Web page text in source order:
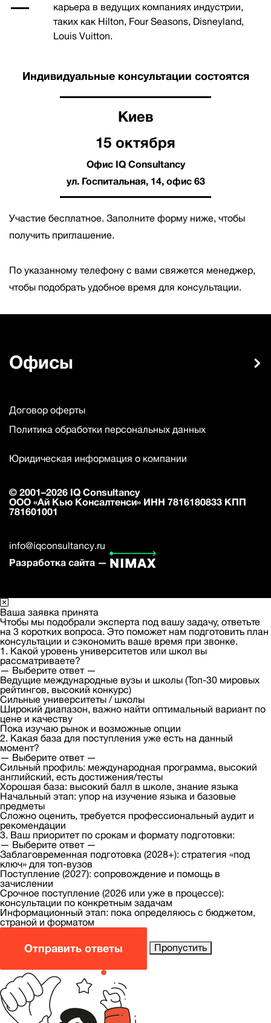
карьера в ведущих компаниях индустрии,
таких как Hilton, Four Seasons, Disneyland,
Louis Vuitton.
Индивидуальные консультации состоятся
Киев
15 октября
Офис IQ Consultancy
ул. Госпитальная, 14, офис 63
Участие бесплатное. Заполните форму ниже, чтобы
получить приглашение.
По указанному телефону с вами свяжется менеджер,
чтобы подобрать удобное время для консультации.
Офисы
Договор оферты
Политика обработки персональных данных
Юридическая информация о компании
© 2001–2026 IQ Consultancy
ООО «Ай Кью Консалтенси» ИНН 7816180833 КПП
781601001
info@iqconsultancy.ru
Разработка сайта —
Ваша заявка принята
Чтобы мы подобрали эксперта под вашу задачу, ответьте
на 3 коротких вопроса. Это поможет нам подготовить план
консультации и сэкономить ваше время при звонке.
1. Какой уровень университетов или школ вы
рассматриваете?
— Выберите ответ —
Ведущие международные вузы и школы (Топ-30 мировых
рейтингов, высокий конкурс)
Сильные университеты / школы
Широкий диапазон, важно найти оптимальный вариант по
цене и качеству
Пока изучаю рынок и возможные опции
2. Какая база для поступления уже есть на данный
момент?
— Выберите ответ —
Сильный профиль: международная программа, высокий
английский, есть достижения/тесты
Хорошая база: высокий балл в школе, знание языка
Начальный этап: упор на изучение языка и базовые
предметы
Сложно оценить, требуется профессиональный аудит и
рекомендации
3. Ваш приоритет по срокам и формату подготовки:
— Выберите ответ —
Заблаговременная подготовка (2028+): стратегия «под
ключ» для топ-вузов
Поступление (2027): сопровождение и помощь в
зачислении
Срочное поступление (2026 или уже в процессе):
консультации по конкретным задачам
Информационный этап: пока определяюсь с бюджетом,
страной и форматом
Отправить ответы Пропустить